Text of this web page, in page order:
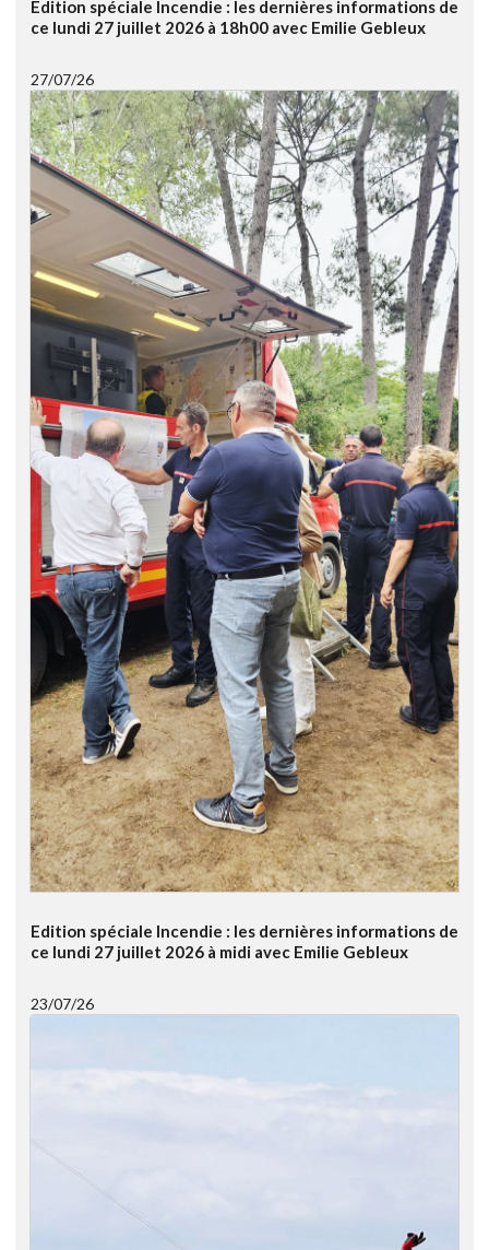
Edition spéciale Incendie : les dernières informations de
ce lundi 27 juillet 2026 à 18h00 avec Emilie Gebleux
27/07/26
Edition spéciale Incendie : les dernières informations de
ce lundi 27 juillet 2026 à midi avec Emilie Gebleux
23/07/26